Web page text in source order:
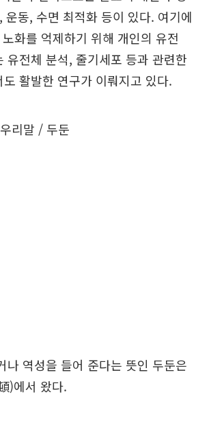
운동, 수면 최적화 등이 있다. 여기에
화를 억제하기 위해 개인의 유전
유전체 분석, 줄기세포 등과 관련한
활발한 연구가 이뤄지고 있다.
리말 / 두둔
나 역성을 들어 준다는 뜻인 두둔은
)에서 왔다.